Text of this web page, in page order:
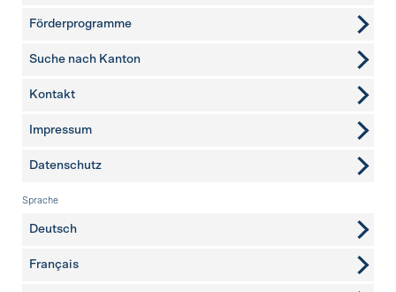
Förderprogramme
Suche nach Kanton
weitere Seiten
Kontakt
Impressum
Datenschutz
Sprache
Deutsch
Français